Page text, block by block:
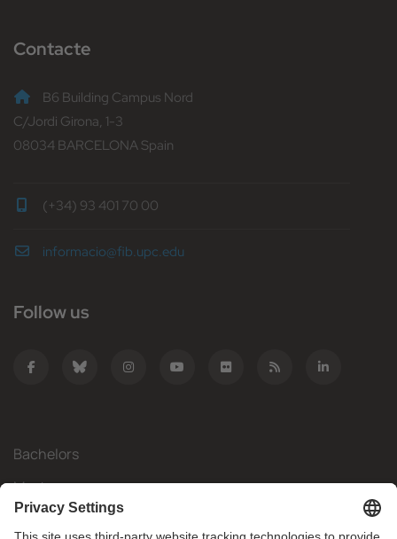
Contacte
B6 Building Campus Nord
C/Jordi Girona, 1-3
08034 BARCELONA Spain
(+34) 93 401 70 00
informacio@fib.upc.edu
Follow us
Bachelors
Masters
Mobility